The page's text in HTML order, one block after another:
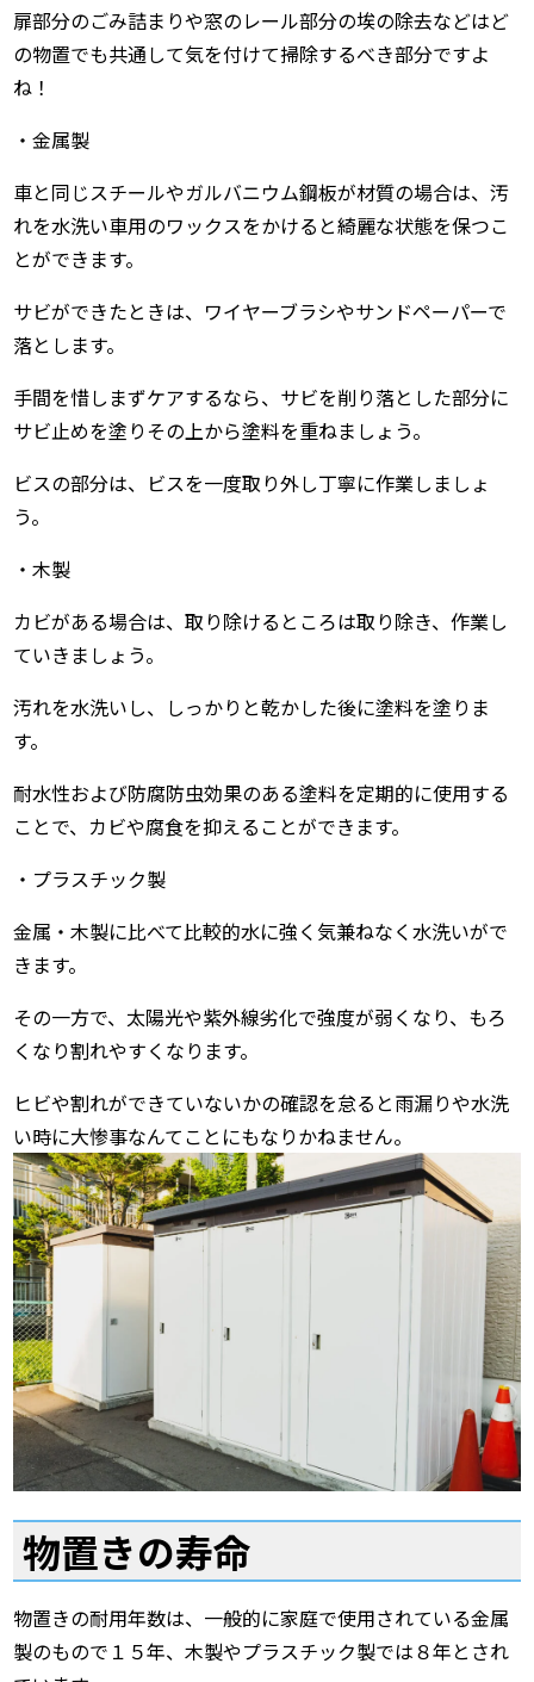
扉部分のごみ詰まりや窓のレール部分の埃の除去などはど
の物置でも共通して気を付けて掃除するべき部分ですよ
ね！
・金属製
車と同じスチールやガルバニウム鋼板が材質の場合は、汚
れを水洗い車用のワックスをかけると綺麗な状態を保つこ
とができます。
サビができたときは、ワイヤーブラシやサンドペーパーで
落とします。
手間を惜しまずケアするなら、サビを削り落とした部分に
サビ止めを塗りその上から塗料を重ねましょう。
ビスの部分は、ビスを一度取り外し丁寧に作業しましょ
う。
・木製
カビがある場合は、取り除けるところは取り除き、作業し
ていきましょう。
汚れを水洗いし、しっかりと乾かした後に塗料を塗りま
す。
耐水性および防腐防虫効果のある塗料を定期的に使用する
ことで、カビや腐食を抑えることができます。
・プラスチック製
金属・木製に比べて比較的水に強く気兼ねなく水洗いがで
きます。
その一方で、太陽光や紫外線劣化で強度が弱くなり、もろ
くなり割れやすくなります。
ヒビや割れができていないかの確認を怠ると雨漏りや水洗
い時に大惨事なんてことにもなりかねません。
物置きの寿命
物置きの耐用年数は、一般的に家庭で使用されている金属
製のもので１５年、木製やプラスチック製では８年とされ